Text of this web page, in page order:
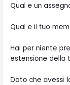
Qual e un
Qual e il tuo
Hai per niente
estensione della
Dato che avessi